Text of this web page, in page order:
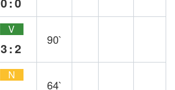
V
3:2
90`
N
64`